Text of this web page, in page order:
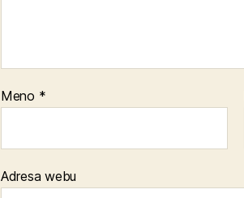
Meno *
Adresa webu